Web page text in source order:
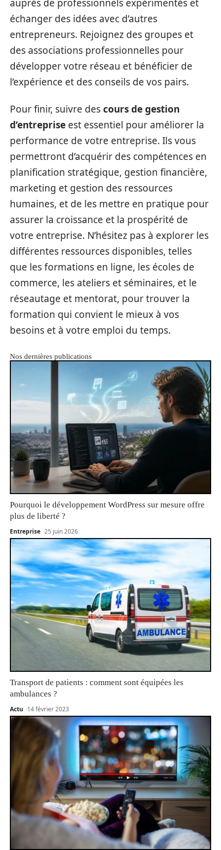
auprès de professionnels expérimentés et
échanger des idées avec d’autres
entrepreneurs. Rejoignez des groupes et
des associations professionnelles pour
développer votre réseau et bénéficier de
l’expérience et des conseils de vos pairs.
Pour finir, suivre descours de gestion
d’entreprise est essentiel pour améliorer la
performance de votre entreprise. Ils vous
permettront d’acquérir des compétences en
planification stratégique, gestion financière,
marketing et gestion des ressources
humaines, et de les mettre en pratique pour
assurer la croissance et la prospérité de
votre entreprise. N’hésitez pas à explorer les
différentes ressources disponibles, telles
que les formations en ligne, les écoles de
commerce, les ateliers et séminaires, et le
réseautage et mentorat, pour trouver la
formation qui convient le mieux à vos
besoins et à votre emploi du temps.
Nos dernières publications
Pourquoi le développement WordPress sur mesure offre
plus de liberté ?
Entreprise 25 juin 2026
Transport de patients : comment sont équipées les
ambulances ?
Actu 14 février 2023